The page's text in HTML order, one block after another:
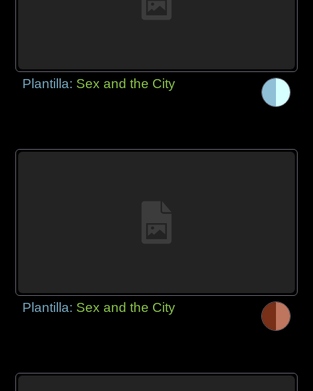
Plantilla: Sex and the City
Plantilla: Sex and the City